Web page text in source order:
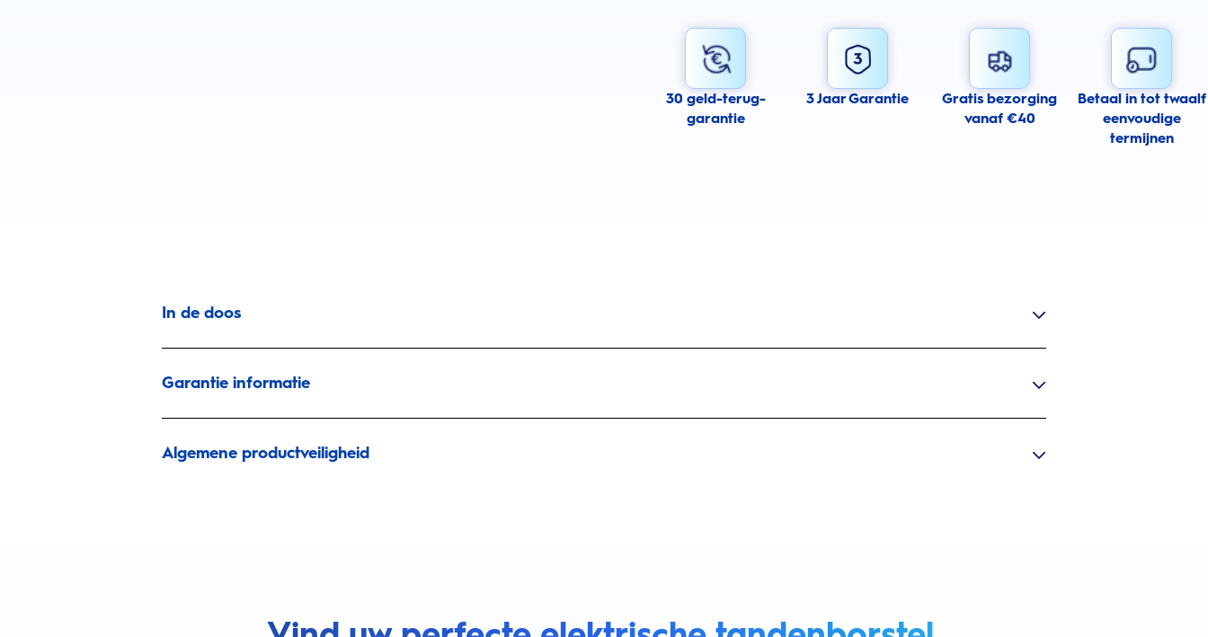
30 geld-terug-
garantie
3 Jaar Garantie
Gratis bezorging
vanaf €40
Betaal in tot twaalf
eenvoudige
termijnen
In de doos
Garantie informatie
Algemene productveiligheid